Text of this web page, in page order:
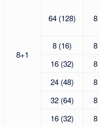
8+1
64 (128) 8
8 (16) 8
16 (32) 8
24 (48) 8
32 (64) 8
16 (32) 8